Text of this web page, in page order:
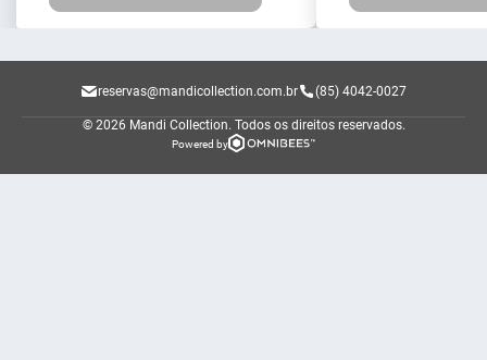
reservas@mandicollection.com.br (85) 4042-0027
© 2026 Mandi Collection. Todos os direitos reservados.
Powered by